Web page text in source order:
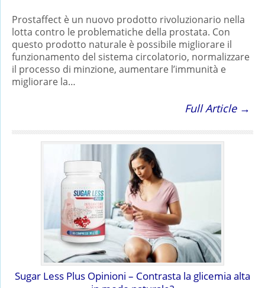
Prostaffect è un nuovo prodotto rivoluzionario nella
lotta contro le problematiche della prostata. Con
questo prodotto naturale è possibile migliorare il
funzionamento del sistema circolatorio, normalizzare
il processo di minzione, aumentare l’immunità e
migliorare la…
Full Article →
Sugar Less Plus Opinioni – Contrasta la glicemia alta